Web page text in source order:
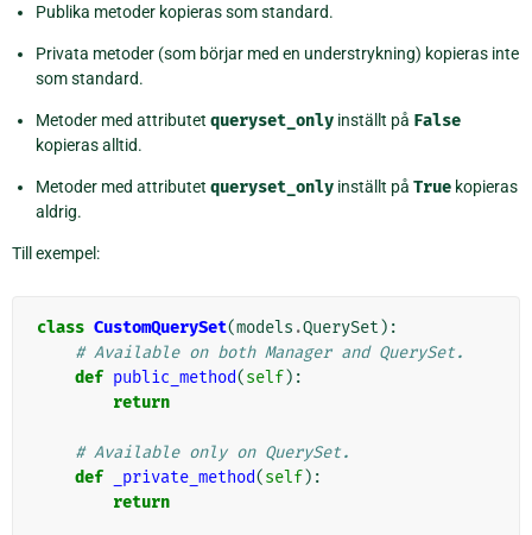
Publika metoder kopieras som standard.
Privata metoder (som börjar med en understrykning) kopieras inte
som standard.
Metoder med attributet queryset_only inställt på False
kopieras alltid.
Metoder med attributet queryset_only inställt på True kopieras
aldrig.
Till exempel:
class CustomQuerySet(models .QuerySet ):
# Available on both Manager and QuerySet.
def public_method(self):
return
# Available only on QuerySet.
def
_private_method(self):
return